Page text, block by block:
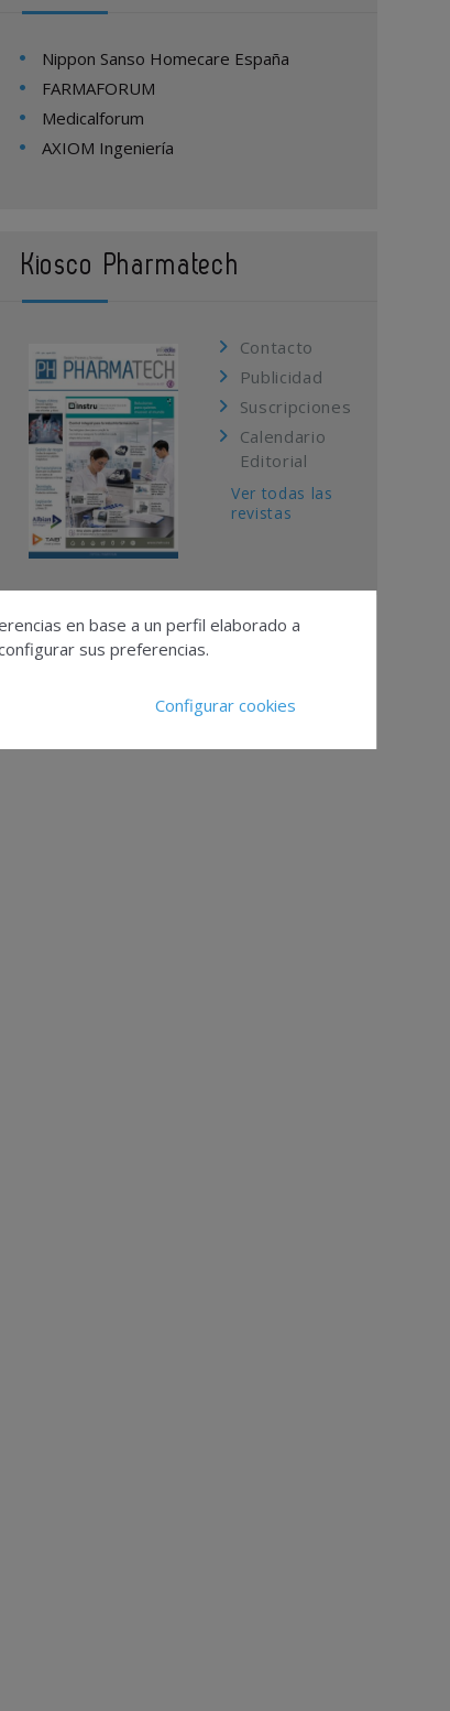
Nippon Sanso Homecare España
FARMAFORUM
Medicalforum
AXIOM Ingeniería
Kiosco Pharmatech
Contacto
Publicidad
Suscripciones
Calendario
Editorial
Ver todas las
revistas
en base a un perfil elaborado a
sus preferencias.
Configurar cookies